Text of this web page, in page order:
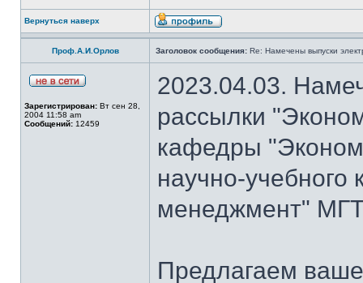
Вернуться наверх
Проф.А.И.Орлов Заголовок сообщения: Re: Намечены выпуски
Зарегистрирован: Вт сен 28,
2004 11:58 am
Сообщений: 12459
2023.04.03.
рассылки
кафедры
научно-
менеджмент"
Предлагаем